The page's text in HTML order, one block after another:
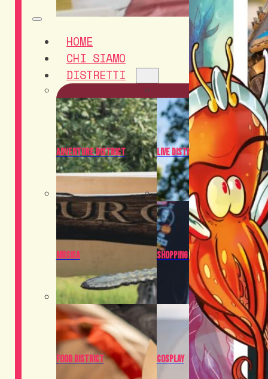
HOME
CHI SIAMO
DISTRETTI
Adventure District Live District
Musica Shopping District
Food District Cosplay